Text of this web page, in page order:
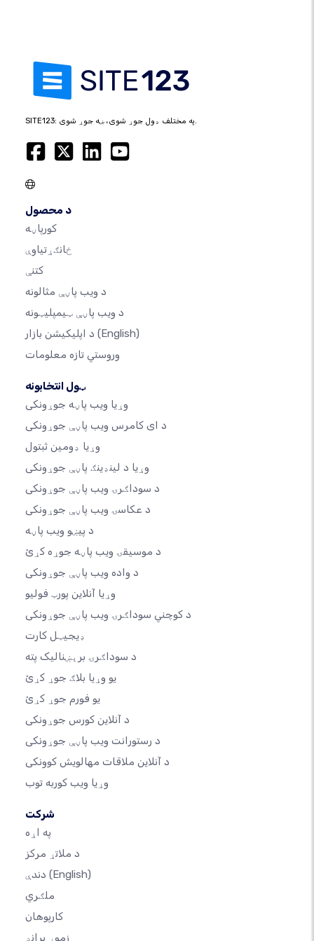
SITE123: په مختلف ډول جوړ شوی، ښه جوړ شوی.
د محصول
کورپاڼه
ځانګړتیاوې
کتنې
د ویب پاڼې مثالونه
د ویب پاڼې ټیمپلیټونه
(English)
وروستي تازه معلومات
ټول انتخابونه
وړیا ویب پاڼه جوړونکی
د ای کامرس ویب پاڼې جوړونکی
وړیا ډومین ثبتول
وړیا د لینډینګ پاڼې جوړونکی
د سوداګرۍ ویب پاڼې جوړونکی
د عکاسۍ ویب پاڼې جوړونکی
د پیښو ویب پاڼه
د موسیقۍ ویب پاڼه جوړه کړئ
د واده ویب پاڼې جوړونکی
وړیا آنلاین پورټ فولیو
د کوچني سوداګرۍ ویب پاڼې جوړونکی
ډیجیټل کارت
د سوداګرۍ برېښنالیک پته
یو وړیا بلاګ جوړ کړئ
یو فورم جوړ کړئ
د آنلاین کورس جوړونکی
د رستورانت ویب پاڼې جوړونکی
د آنلاین ملاقات مهالویش کوونکی
وړیا ویب کوربه توب
شرکت
په اړه
د ملاتړ مرکز
(English)
ملګري
کارپوهان
زموږ برانډ